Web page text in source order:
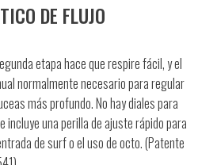
DE FLUJO
etapa hace que respire fácil, y el
normalmente necesario para regular
más profundo. No hay diales para
incluye una perilla de ajuste rápido para
de surf o el uso de octo.(Patente